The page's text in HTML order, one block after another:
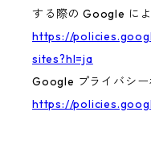
する際の Google に
https://
sites?hl=ja
Google プライバシー
https://